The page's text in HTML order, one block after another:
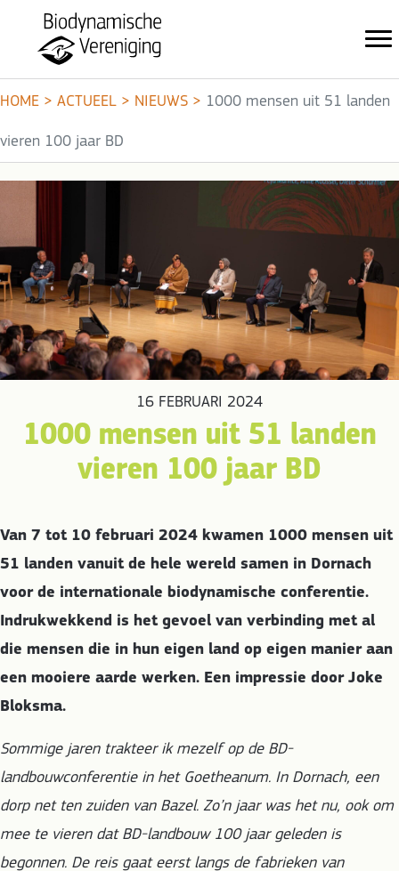
HOME > ACTUEEL > NIEUWS > 1000 mensen uit 51 landen
vieren 100 jaar BD
16 FEBRUARI 2024
1000 mensen uit 51 landen
vieren 100 jaar BD
Van 7 tot 10 februari 2024 kwamen 1000 mensen uit
51 landen vanuit de hele wereld samen in Dornach
voor de internationale biodynamische conferentie.
Indrukwekkend is het gevoel van verbinding met al
die mensen die in hun eigen land op eigen manier aan
een mooiere aarde werken. Een impressie door Joke
Bloksma.
Sommige jaren trakteer ik mezelf op de BD-
landbouwconferentie in het Goetheanum. In Dornach, een
dorp net ten zuiden van Bazel. Zo’n jaar was het nu, ook om
mee te vieren dat BD-landbouw 100 jaar geleden is
begonnen. De reis gaat eerst langs de fabrieken van